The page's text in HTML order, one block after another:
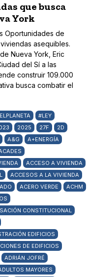
que busca
York
Oportunidades de
asequibles.
Nueva York, Eric
del Sí a las
construir 109.000
busca combatir el
#LEY
2025 27F
2D
A&G
A+ENERGÍA
ACCESO A VIVIENDA
ACCESOS A LA VIVIENDA
ACERO VERDE
ACHM
CONSTITUCIONAL
EDIFICIOS
DE EDIFICIOS
ADRIÁN JOFRÉ
MAYORES